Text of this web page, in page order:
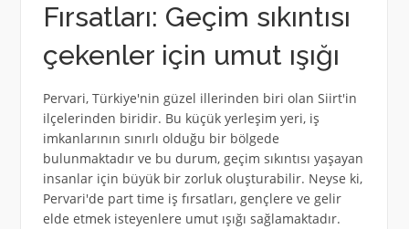
Fırsatları: Geçim sıkıntısı
çekenler için umut ışığı
Pervari, Türkiye'nin güzel illerinden biri olan Siirt'in
ilçelerinden biridir. Bu küçük yerleşim yeri, iş
imkanlarının sınırlı olduğu bir bölgede
bulunmaktadır ve bu durum, geçim sıkıntısı yaşayan
insanlar için büyük bir zorluk oluşturabilir. Neyse ki,
Pervari'de part time iş fırsatları, gençlere ve gelir
elde etmek isteyenlere umut ışığı sağlamaktadır.